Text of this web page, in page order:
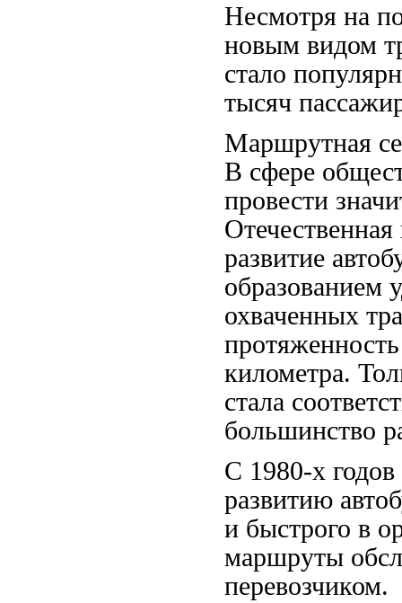
Несмотря на
новым видом
стало
тысяч
Маршрутная
В сфере
провести
развитие
образованием
охваченных
километра.
стала
большинство
С 1980-х годов
развитию
и быстрого в
маршруты
перевозчиком.